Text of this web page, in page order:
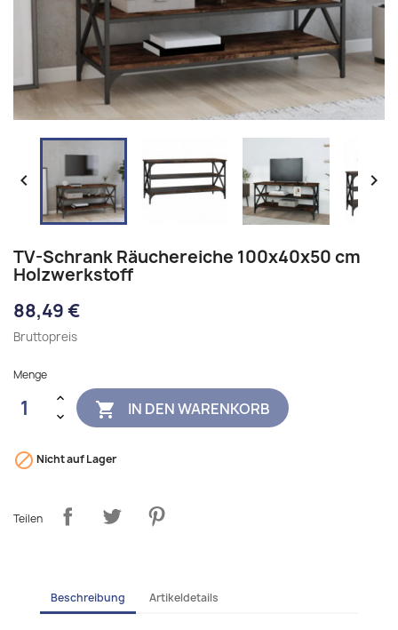
 
TV-Schrank Räuchereiche 100x40x50 cm
Holzwerkstoff
88,49 €
Bruttopreis
Menge
 IN DEN WARENKORB
 Nicht auf Lager
Teilen
Beschreibung Artikeldetails